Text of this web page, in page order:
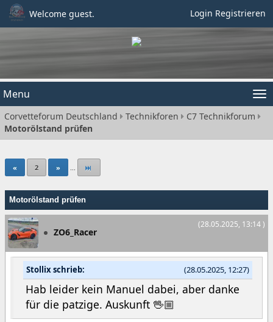
Welcome guest. Login Registrieren
Menu
Corvetteforum Deutschland Technikforen
C7 Technikforum
Motorölstand prüfen
« 2 » ...
Motorölstand prüfen
(28.05.2025, 13:14 )
ZO6_Racer
(28.05.2025, 12:27)
Stollix schrieb:
Hab leider kein Manuel dabei, aber danke
für die patzige. Auskunft 🖖🏼